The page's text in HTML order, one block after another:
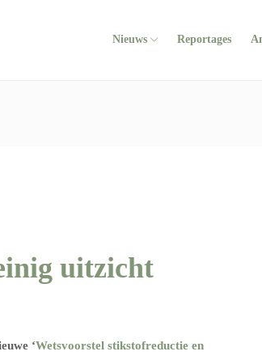
Nieuws Reportages
uitzicht
‘Wetsvoorstel stikstofreductie en